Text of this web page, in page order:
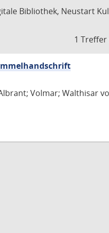
Bibliothek, Neustart
1 Treffer
Volmar; Walthisar